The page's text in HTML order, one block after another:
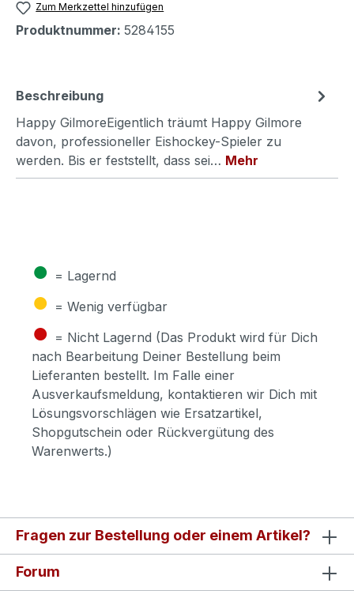
Zum Merkzettel hinzufügen
Produktnummer: 5284155
Beschreibung
Happy GilmoreEigentlich träumt Happy Gilmore
davon, professioneller Eishockey-Spieler zu
werden. Bis er feststellt, dass sei… Mehr
● = Lagernd
● = Wenig verfügbar
● = Nicht Lagernd (Das Produkt wird für Dich
nach Bearbeitung Deiner Bestellung beim
Lieferanten bestellt. Im Falle einer
Ausverkaufsmeldung, kontaktieren wir Dich mit
Lösungsvorschlägen wie Ersatzartikel,
Shopgutschein oder Rückvergütung des
Warenwerts.)
Fragen zur Bestellung oder einem Artikel?
Forum